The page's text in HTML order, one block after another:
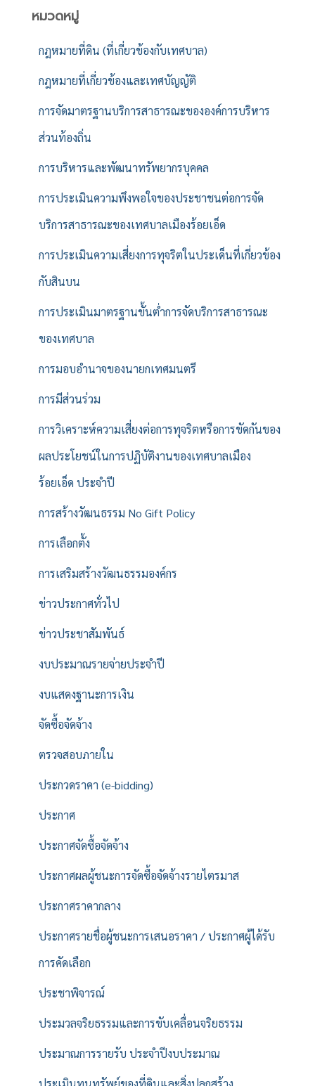
หมวดหมู่
กฎหมายที่ดิน (ที่เกี่ยวข้องกับเทศบาล)
กฎหมายที่เกี่ยวข้องและเทศบัญญัติ
การจัดมาตรฐานบริการสาธารณะขององค์การบริหาร
ส่วนท้องถิ่น
การบริหารและพัฒนาทรัพยากรบุคคล
การประเมินความพึงพอใจของประชาชนต่อการจัด
บริการสาธารณะของเทศบาลเมืองร้อยเอ็ด
การประเมินความเสี่ยงการทุจริตในประเด็นที่เกี่ยวข้อง
กับสินบน
การประเมินมาตรฐานขั้นต่ำการจัดบริการสาธารณะ
ของเทศบาล
การมอบอำนาจของนายกเทศมนตรี
การมีส่วนร่วม
การวิเคราะห์ความเสี่ยงต่อการทุจริตหรือการขัดกันของ
ผลประโยชน์ในการปฏิบัติงานของเทศบาลเมือง
ร้อยเอ็ด ประจำปี
การสร้างวัฒนธรรม No Gift Policy
การเลือกตั้ง
การเสริมสร้างวัฒนธรรมองค์กร
ข่าวประกาศทั่วไป
ข่าวประชาสัมพันธ์
งบประมาณรายจ่ายประจำปี
งบแสดงฐานะการเงิน
จัดซื้อจัดจ้าง
ตรวจสอบภายใน
ประกวดราคา (e-bidding)
ประกาศ
ประกาศจัดซื้อจัดจ้าง
ประกาศผลผู้ชนะการจัดซื้อจัดจ้างรายไตรมาส
ประกาศราคากลาง
ประกาศรายชื่อผู้ชนะการเสนอราคา / ประกาศผู้ได้รับ
การคัดเลือก
ประชาพิจารณ์
ประมวลจริยธรรมและการขับเคลื่อนจริยธรรม
ประมาณการรายรับ ประจำปีงบประมาณ